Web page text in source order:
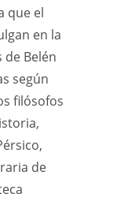
que el
en la
Belén
según
filósofos
de